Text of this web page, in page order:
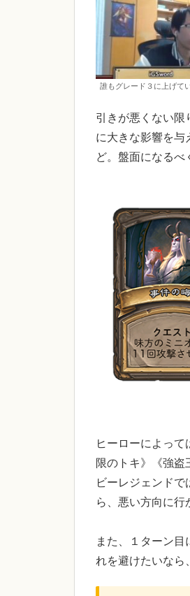
誰もグレード３に上げて
引きが悪くない限
に大きな影響を与
ど。盤面になるべ
ヒーローによっ
限のトキ》《強盗
ビーレジェンド
ら、悪い方向に行
また、１ターン
れを避けたいなら